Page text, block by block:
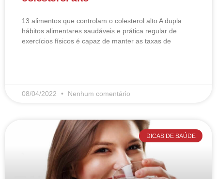
13 alimentos que controlam o colesterol alto​ A dupla
hábitos alimentares saudáveis e prática regular de
exercícios físicos é capaz de manter as taxas de
08/04/2022 Nenhum comentário
DICAS DE SAÚDE